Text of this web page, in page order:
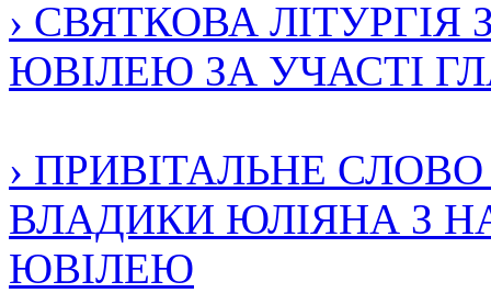
› СВЯТКОВА ЛІТУРГІЯ
ЮВІЛЕЮ ЗА УЧАСТІ
› ПРИВІТАЛЬНЕ
ВЛАДИКИ ЮЛІЯНА З
ЮВІЛЕЮ